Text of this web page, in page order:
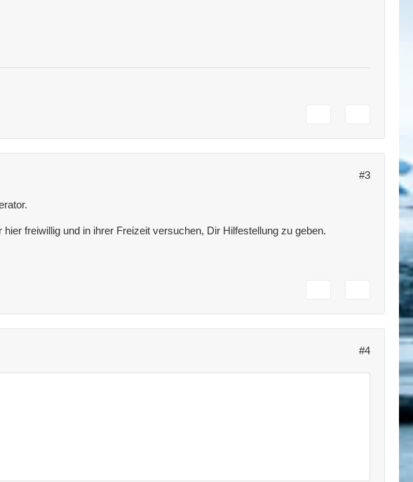
#3
freiwillig und in ihrer Freizeit versuchen, Dir Hilfestellung zu geben.
#4